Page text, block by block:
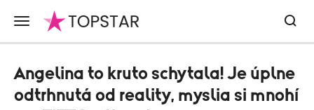
Angelina to kruto schytala! Je úplne
odtrhnutá od reality, myslia si mnohí